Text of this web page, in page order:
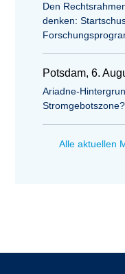
Den
denken:
Potsdam, 6.
Ariadne-
Stromgebotszone?
Alle aktuellen